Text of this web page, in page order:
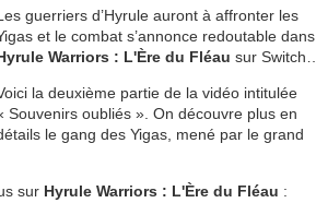
es guerriers d’Hyrule auront à affronter les
et le combat s’annonce redoutable dans
Warriors : L'Ère du Fléau sur Switch…
la deuxième partie de la vidéo intitulée
Souvenirs oubliés ». On découvre plus en
le gang des Yigas, mené par le grand
sur Hyrule Warriors : L'Ère du Fléau :